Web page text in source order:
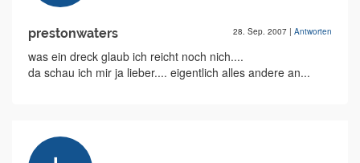
prestonwaters 28. Sep. 2007 | Antworten
was ein dreck glaub ich reicht noch nich....
da schau ich mir ja lieber.... eigentlich alles andere an...